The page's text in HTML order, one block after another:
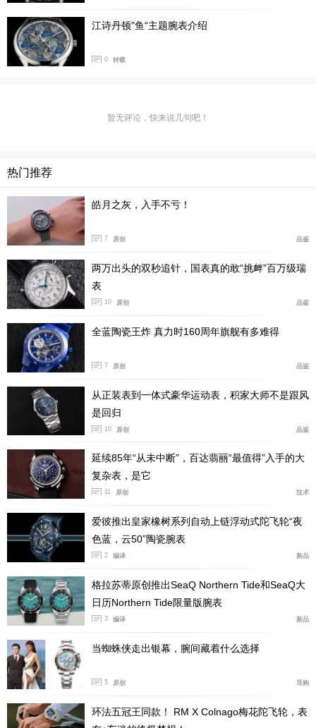
在外观和机芯的方面，江诗丹顿双追针只有两个“按钮”，
更加简洁，搭载的是为庆祝品牌诞生260周年而特别推出
的3500机芯，自动上链，22K金质边缘式摆陀，仅5.2mm
的机芯厚度，让其整表厚度控制在了10.72mm，体现出其
卓尔不群的水准。
朗格三重追针有三个“按钮”，搭载的是品牌自制L132.1机
芯，手动上链，整表厚度达到了15.6mm，比较厚实。就
技术层面，把腕表做薄和叠加复杂功能，都是非常有挑战
的，两款腕表的侧重点不同，表现出来的作品也就区别很
大了。
江诗丹顿"鱼“主题腕表介绍
0 转载
暂无评论，快来说几句吧！
热门推荐
皓月之灰，入手不亏！
7 原创 品鉴
两万出头的双秒追针，国表真的敢“挑衅”百万级瑞
表
10 原创 品鉴
全蓝陶瓷王炸 真力时160周年旗舰有多难得
7 原创 品鉴
从正装表到一体式豪华运动表，积家大师不是跟风
是回归
10 原创 品鉴
延续85年“从未中断”，百达翡丽“最值得”入手的大
复杂表，是它
11 原创 技术
爱彼推出皇家橡树系列自动上链浮动式陀飞轮“夜
色蓝，云50”陶瓷腕表
2 编译 新品
格拉苏蒂原创推出SeaQ Northern Tide和SeaQ大
日历Northern Tide限量版腕表
3 编译 新品
当蜘蛛侠走出银幕，腕间藏着什么选择
5 原创 导购
环法五冠王同款！ RM X Colnago梅花陀飞轮，表